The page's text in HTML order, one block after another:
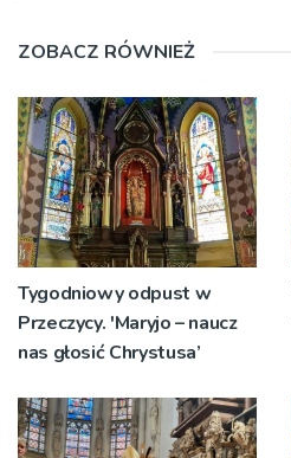
ZOBACZ RÓWNIEŻ
Tygodniowy odpust w
Przeczycy. 'Maryjo – naucz
nas głosić Chrystusa’